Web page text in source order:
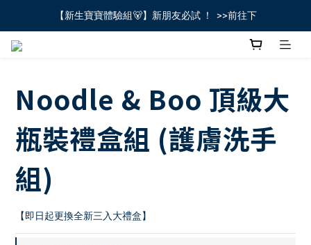
全館不限金額免運費🚚
【新生寶寶體驗組🐻】新朋友必試 ！  >>前往下
Noodle & Boo 頂級大
瓶裝禮盒組 (護膚洗手
組)
【即日起更換全新三入大禮盒】